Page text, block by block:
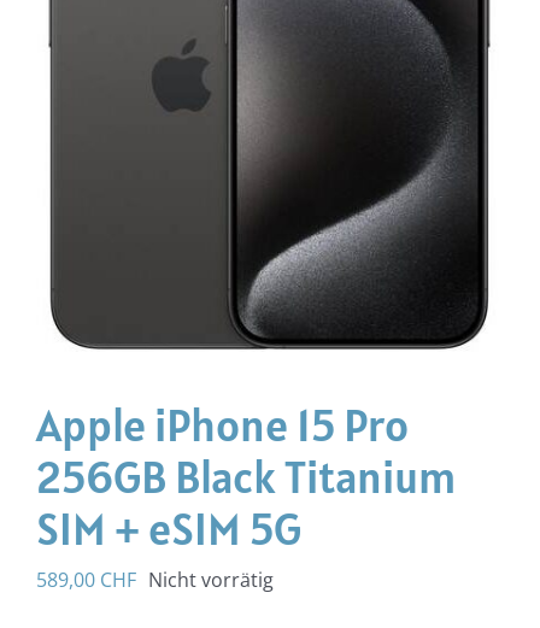
Apple iPhone 15 Pro
256GB Black Titanium
SIM + eSIM 5G
589,00 CHF Nicht vorrätig